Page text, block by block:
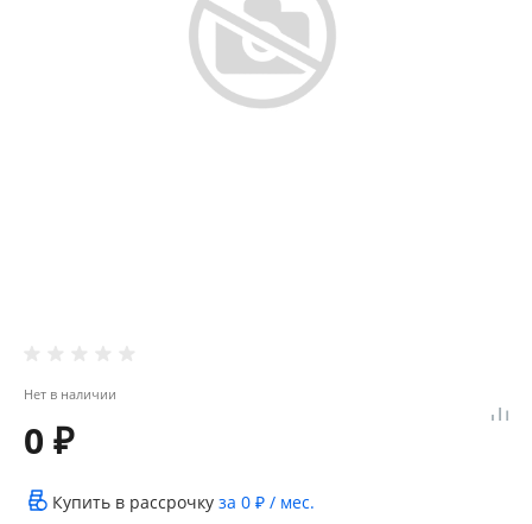
Нет в наличии
0 ₽
Купить в рассрочку за 0 ₽ / мес.